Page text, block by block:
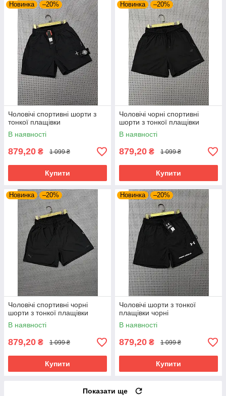
Новинка –20%
Чоловічі спортивні шорти з
тонкої плащівки
В наявності
879,20 ₴ 1 099 ₴
Купити
Новинка –20%
Чоловічі чорні спортивні
шорти з тонкої плащівки
В наявності
879,20 ₴ 1 099 ₴
Купити
Новинка –20%
Чоловічі спортивні чорні
шорти з тонкої плащівки
В наявності
879,20 ₴ 1 099 ₴
Купити
Новинка –20%
Чоловічі шорти з тонкої
плащівки чорні
В наявності
879,20 ₴ 1 099 ₴
Купити
Показати ще